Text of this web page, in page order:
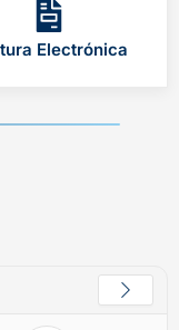
Electrónica